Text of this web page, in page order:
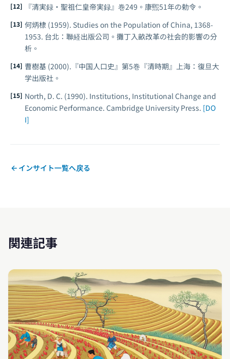
『清実録・聖祖仁皇帝実録』巻249。康煕51年の勅令。
何炳棣 (1959). Studies on the Population of China, 1368-
1953. 台北：聯経出版公司。攤丁入畝改革の社会的影響の分
析。
曹樹基 (2000).『中国人口史』第5巻『清時期』上海：復旦大
学出版社。
North, D. C. (1990). Institutions, Institutional Change and
Economic Performance. Cambridge University Press. [DO
I]
インサイト一覧へ戻る
関連記事